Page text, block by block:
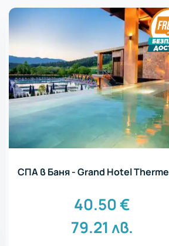
СПА в Баня - Grand Hotel Therme
40.50€
79.21лв.